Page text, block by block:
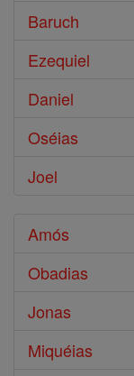
Baruch
Ezequiel
Daniel
Oséias
Joel
Amós
Obadias
Jonas
Miquéias